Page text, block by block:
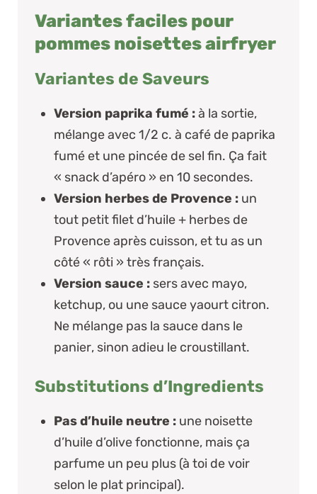
Variantes faciles pour
pommes noisettes airfryer
Variantes de Saveurs
Version paprika fumé :à la sortie,
mélange avec 1/2 c. à café de paprika
fumé et une pincée de sel fin. Ça fait
« snack d’apéro » en 10 secondes.
Version herbes de Provence : un
tout petit filet d’huile + herbes de
Provence après cuisson, et tu as un
côté « rôti » très français.
Version sauce : sers avec mayo,
ketchup, ou une sauce yaourt citron.
Ne mélange pas la sauce dans le
panier, sinon adieu le croustillant.
Substitutions d’Ingredients
Pas d’huile neutre : une noisette
d’huile d’olive fonctionne, mais ça
parfume un peu plus (à toi de voir
selon le plat principal).